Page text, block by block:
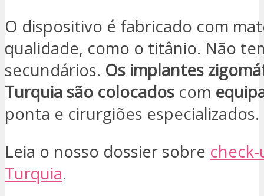
O dispositivo é fabricado com
qualidade, como o titânio. Não
secundários. Os implantes
Turquia são colocados com
ponta e cirurgiões especializados.
Leia o nosso dossier sobre
Turquia.